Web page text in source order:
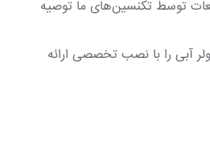
توسط تکنسین‌های ما توصیه
آبی را با نصب تخصصی ارائه